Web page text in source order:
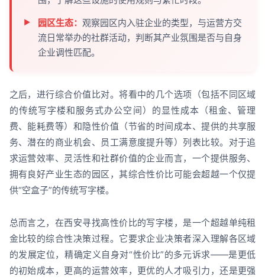
园区生态： 观察园区内入驻企业的类型，与运营方交
流日常举办的社群活动，判断其产业氛围是否与自身
企业调性匹配。
之后，进行综合价值比对。将看中的几个选项（包括不同区域
的传统写字楼和服务式办公空间）的显性成本（租金、管理
费、能耗费等）和隐性价值（节省的时间成本、提供的共享服
务、潜在的商业机会、员工满意度提升等）列表比较。对于追
求运营效率、灵活性和社群价值的企业而言，一个提供服务、
拥有良好产业生态的园区，其综合性价比可能会超越一个仅提
供“空盒子”的传统写字楼。
总而言之，在西安寻找高性价比的写字楼，是一个超越单纯租
金比较的综合性决策过程。它要求企业决策者深入理解各区域
的发展定位，精确定义自身对“性价比”的多元诉求——是更低
的初始成本，更高的运营效率，更优的人才吸引力，还是更强